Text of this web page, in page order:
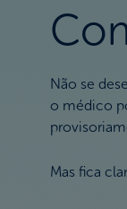
Não se
o médico
Mas fica